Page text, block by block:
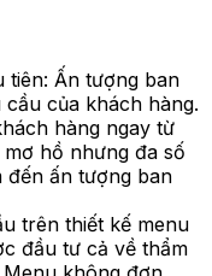
tiên: Ấn tượng ban
của khách hàng.
hàng ngay từ
hồ nhưng đa số
đến ấn tượng ban
trên thiết kế menu
đầu tư cả về thẩm